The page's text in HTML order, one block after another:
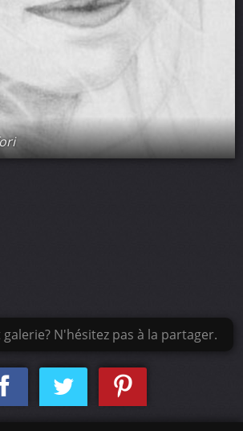
N'hésitez pas à la partager.